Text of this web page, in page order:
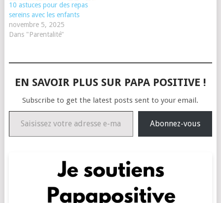
10 astuces pour des repas
sereins avec les enfants
novembre 5, 2025
Dans "Parentalité"
EN SAVOIR PLUS SUR PAPA POSITIVE !
Subscribe to get the latest posts sent to your email.
Saisissez votre adresse e-mail…
Abonnez-vous